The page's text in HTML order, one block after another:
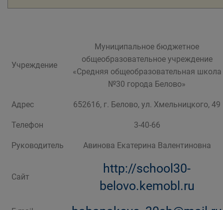
Учреждение
Муниципальное бюджетное
общеобразовательное учреждение
«Средняя общеобразовательная школа
№30 города Белово»
Адрес 652616, г. Белово, ул. Хмельницкого, 49
Телефон 3-40-66
Руководитель Авинова Екатерина Валентиновна
Сайт
http://school30-
belovo.kemobl.ru